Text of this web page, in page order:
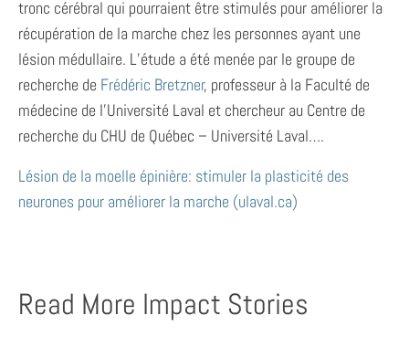
tronc cérébral qui pourraient être stimulés pour améliorer la
récupération de la marche chez les personnes ayant une
lésion médullaire. L’étude a été menée par le groupe de
recherche de Frédéric Bretzner, professeur à la Faculté de
médecine de l’Université Laval et chercheur au Centre de
recherche du CHU de Québec – Université Laval….
Lésion de la moelle épinière: stimuler la plasticité des
neurones pour améliorer la marche (ulaval.ca)
Read More Impact Stories